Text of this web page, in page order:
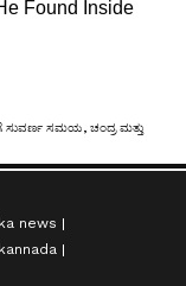
news